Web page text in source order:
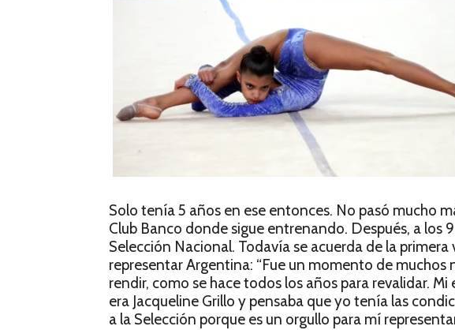
Solo tenía 5 años en ese entonces. No pasó mucho
Club Banco donde sigue entrenando. Después, a los
Selección Nacional. Todavía se acuerda de la
representar Argentina: “Fue un momento de muchos
rendir, como se hace todos los años para revalidar.
era Jacqueline Grillo y pensaba que yo tenía las
a la Selección porque es un orgullo para mí